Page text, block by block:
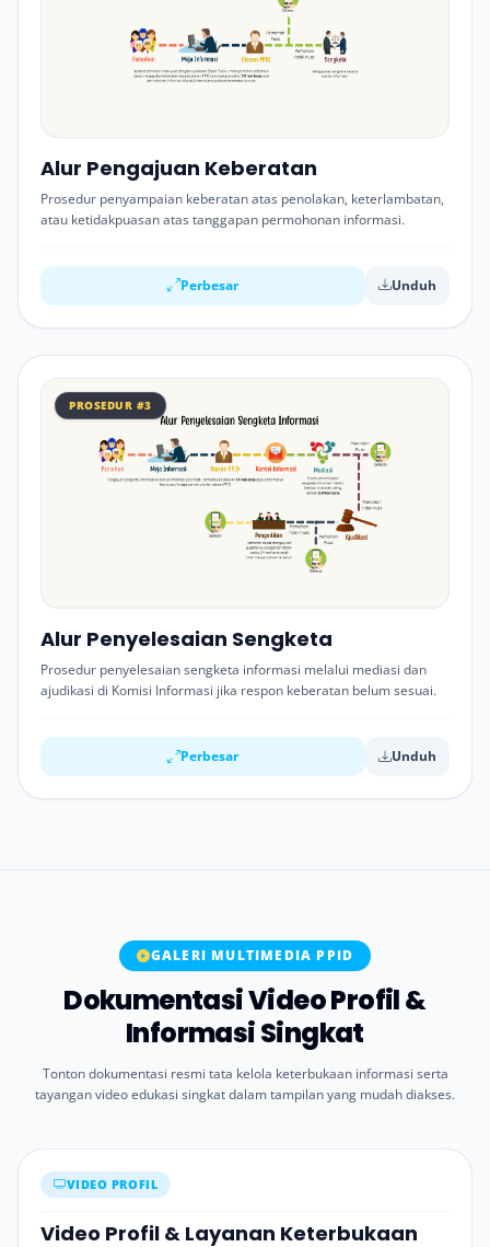
Alur Pengajuan Keberatan
Prosedur penyampaian keberatan atas penolakan, keterlambatan,
atau ketidakpuasan atas tanggapan permohonan informasi.
Perbesar Unduh
PROSEDUR #3
Alur Penyelesaian Sengketa
Prosedur penyelesaian sengketa informasi melalui mediasi dan
ajudikasi di Komisi Informasi jika respon keberatan belum sesuai.
Perbesar Unduh
GALERI MULTIMEDIA PPID
Dokumentasi Video Profil &
Informasi Singkat
Tonton dokumentasi resmi tata kelola keterbukaan informasi serta
tayangan video edukasi singkat dalam tampilan yang mudah diakses.
VIDEO PROFIL
Video Profil & Layanan Keterbukaan